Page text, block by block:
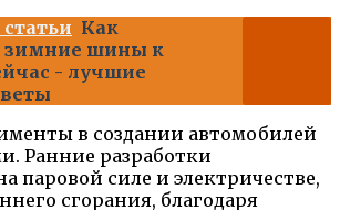
Как
зимние шины к
- лучшие
в создании автомобилей
Ранние разработки
паровой силе и электричестве,
сгорания, благодаря